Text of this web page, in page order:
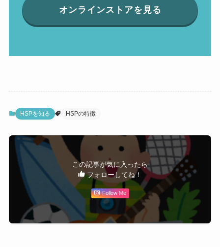
オンラインストアを見る
HSPを知る HSPの特徴
この記事が気に入ったら
フォローしてね！
Follow Me